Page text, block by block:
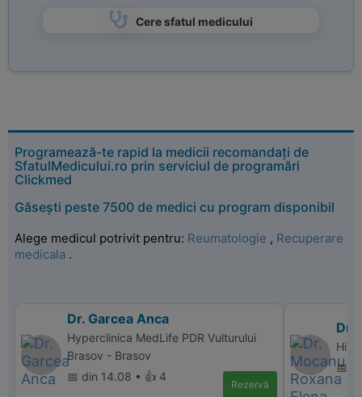
Cere sfatul medicului
Programează-te rapid la medicii recomandați de
SfatulMedicului.ro prin serviciul de programări
Clickmed
Găsești peste 7500 de medici cu program disponibil
Alege medicul potrivit pentru: Reumatologie , Recuperare
medicala .
Dr. Garcea Anca
Hyperclinica MedLife PDR Vulturului
Brasov - Brasov
📅 din 14.08 • 👍 4
Rezervă
Dr.
📅